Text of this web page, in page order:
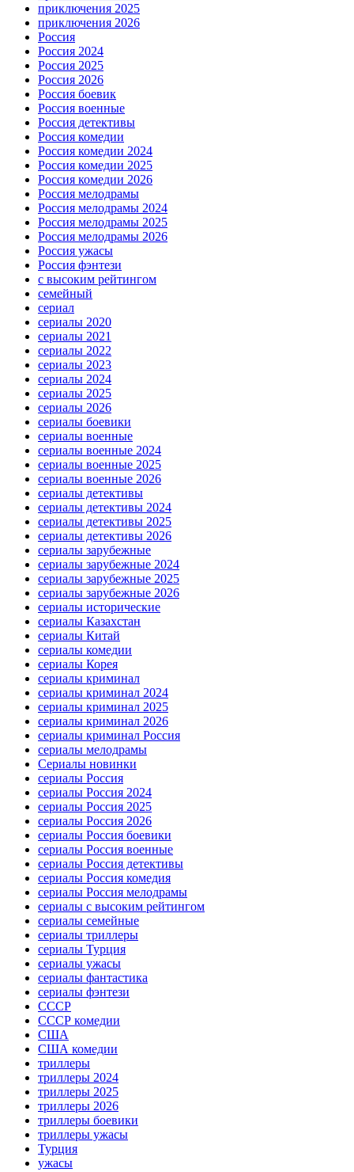
приключения 2025
приключения 2026
Россия
Россия 2024
Россия 2025
Россия 2026
Россия боевик
Россия военные
Россия детективы
Россия комедии
Россия комедии 2024
Россия комедии 2025
Россия комедии 2026
Россия мелодрамы
Россия мелодрамы 2024
Россия мелодрамы 2025
Россия мелодрамы 2026
Россия ужасы
Россия фэнтези
с высоким рейтингом
семейный
сериал
сериалы 2020
сериалы 2021
сериалы 2022
сериалы 2023
сериалы 2024
сериалы 2025
сериалы 2026
сериалы боевики
сериалы военные
сериалы военные 2024
сериалы военные 2025
сериалы военные 2026
сериалы детективы
сериалы детективы 2024
сериалы детективы 2025
сериалы детективы 2026
сериалы зарубежные
сериалы зарубежные 2024
сериалы зарубежные 2025
сериалы зарубежные 2026
сериалы исторические
сериалы Казахстан
сериалы Китай
сериалы комедии
сериалы Корея
сериалы криминал
сериалы криминал 2024
сериалы криминал 2025
сериалы криминал 2026
сериалы криминал Россия
сериалы мелодрамы
Сериалы новинки
сериалы Россия
сериалы Россия 2024
сериалы Россия 2025
сериалы Россия 2026
сериалы Россия боевики
сериалы Россия военные
сериалы Россия детективы
сериалы Россия комедия
сериалы Россия мелодрамы
сериалы с высоким рейтингом
сериалы семейные
сериалы триллеры
сериалы Турция
сериалы ужасы
сериалы фантастика
сериалы фэнтези
СССР
СССР комедии
США
США комедии
триллеры
триллеры 2024
триллеры 2025
триллеры 2026
триллеры боевики
триллеры ужасы
Турция
ужасы